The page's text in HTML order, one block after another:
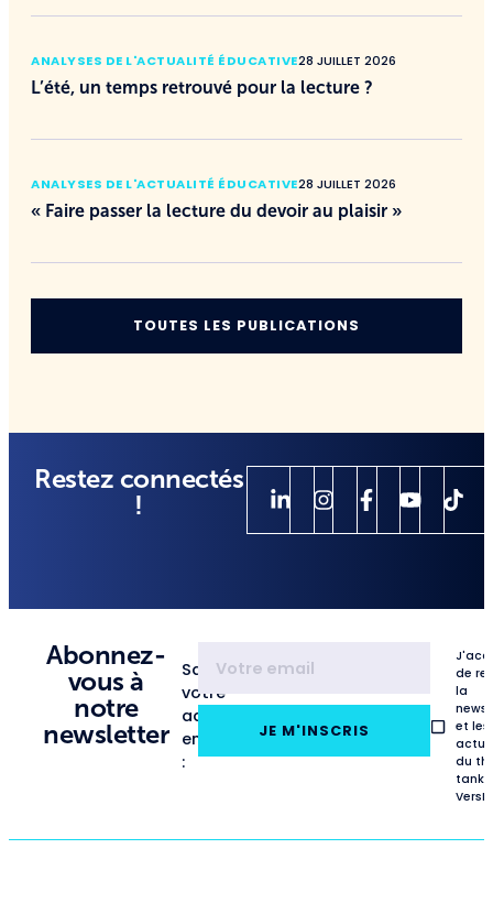
ANALYSES DE L'ACTUALITÉ ÉDUCATIVE28 JUILLET 2026
L’été, un temps retrouvé pour la lecture ?
ANALYSES DE L'ACTUALITÉ ÉDUCATIVE28 JUILLET 2026
« Faire passer la lecture du devoir au plaisir »
TOUTES LES PUBLICATIONS
Restez connectés
!
Abonnez-
vous à
notre
newsletter
Saisissez
votre
adresse
email
:
JE M'INSCRIS
de
la
et les
du
tank